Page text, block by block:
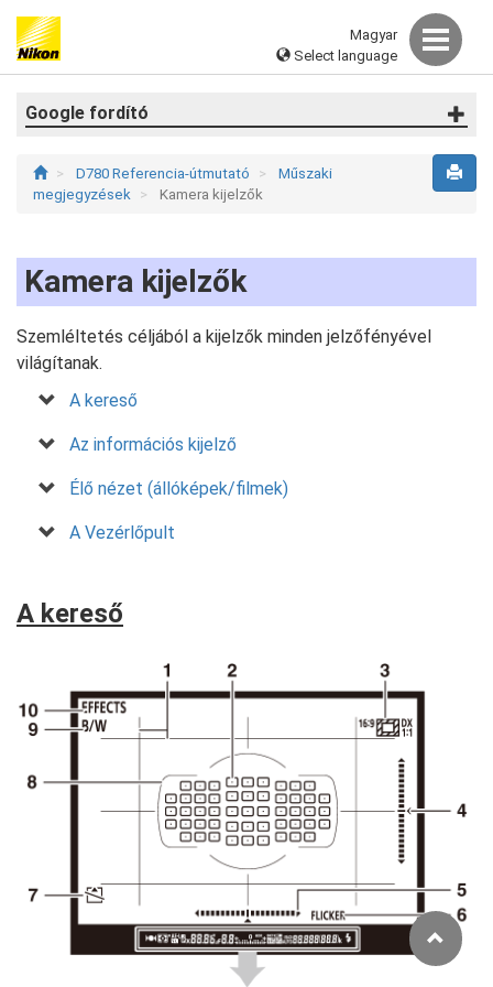
Magyar
Select language
Google fordító
D780 Referencia-útmutató
Műszaki
megjegyzések
Kamera kijelzők
Kamera kijelzők
Szemléltetés céljából a kijelzők minden jelzőfényével
világítanak.
A kereső
Az információs kijelző
Élő nézet (állóképek/filmek)
A Vezérlőpult
A kereső